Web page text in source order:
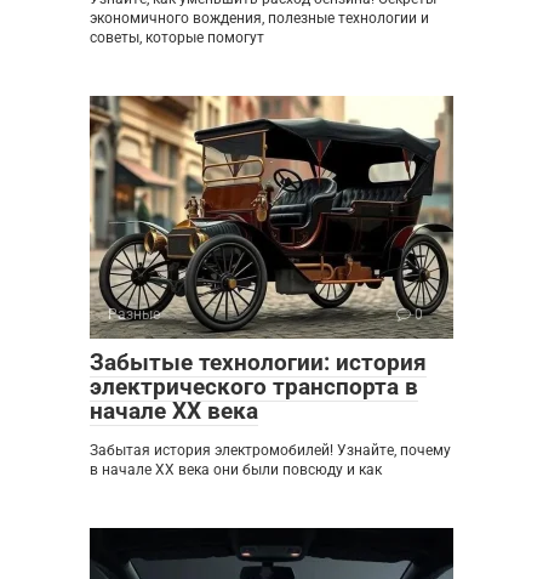
экономичного вождения, полезные технологии и
советы, которые помогут
Разные 0
Забытые технологии: история
электрического транспорта в
начале XX века
Забытая история электромобилей! Узнайте, почему
в начале XX века они были повсюду и как